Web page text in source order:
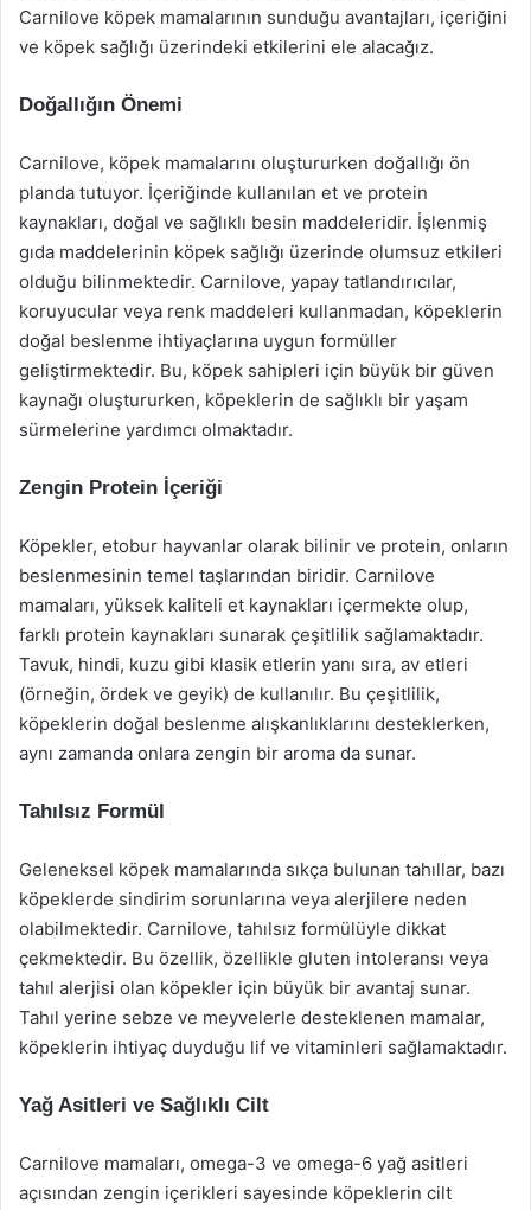
Carnilove köpek mamalarının sunduğu avantajları, içeriğini
ve köpek sağlığı üzerindeki etkilerini ele alacağız.
Doğallığın Önemi
Carnilove, köpek mamalarını oluştururken doğallığı ön
planda tutuyor. İçeriğinde kullanılan et ve protein
kaynakları, doğal ve sağlıklı besin maddeleridir. İşlenmiş
gıda maddelerinin köpek sağlığı üzerinde olumsuz etkileri
olduğu bilinmektedir. Carnilove, yapay tatlandırıcılar,
koruyucular veya renk maddeleri kullanmadan, köpeklerin
doğal beslenme ihtiyaçlarına uygun formüller
geliştirmektedir. Bu, köpek sahipleri için büyük bir güven
kaynağı oluştururken, köpeklerin de sağlıklı bir yaşam
sürmelerine yardımcı olmaktadır.
Zengin Protein İçeriği
Köpekler, etobur hayvanlar olarak bilinir ve protein, onların
beslenmesinin temel taşlarından biridir. Carnilove
mamaları, yüksek kaliteli et kaynakları içermekte olup,
farklı protein kaynakları sunarak çeşitlilik sağlamaktadır.
Tavuk, hindi, kuzu gibi klasik etlerin yanı sıra, av etleri
(örneğin, ördek ve geyik) de kullanılır. Bu çeşitlilik,
köpeklerin doğal beslenme alışkanlıklarını desteklerken,
aynı zamanda onlara zengin bir aroma da sunar.
Tahılsız Formül
Geleneksel köpek mamalarında sıkça bulunan tahıllar, bazı
köpeklerde sindirim sorunlarına veya alerjilere neden
olabilmektedir. Carnilove, tahılsız formülüyle dikkat
çekmektedir. Bu özellik, özellikle gluten intoleransı veya
tahıl alerjisi olan köpekler için büyük bir avantaj sunar.
Tahıl yerine sebze ve meyvelerle desteklenen mamalar,
köpeklerin ihtiyaç duyduğu lif ve vitaminleri sağlamaktadır.
Yağ Asitleri ve Sağlıklı Cilt
Carnilove mamaları, omega-3 ve omega-6 yağ asitleri
açısından zengin içerikleri sayesinde köpeklerin cilt